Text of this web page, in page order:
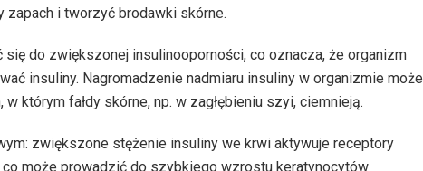
i tworzyć brodawki skórne.
do zwiększonej insulinooporności, co oznacza, że organizm
insuliny. Nagromadzenie nadmiaru insuliny w organizmie może
którym fałdy skórne, np. w zagłębieniu szyi, ciemnieją.
zwiększone stężenie insuliny we krwi aktywuje receptory
może prowadzić do szybkiego wzrostu keratynocytów